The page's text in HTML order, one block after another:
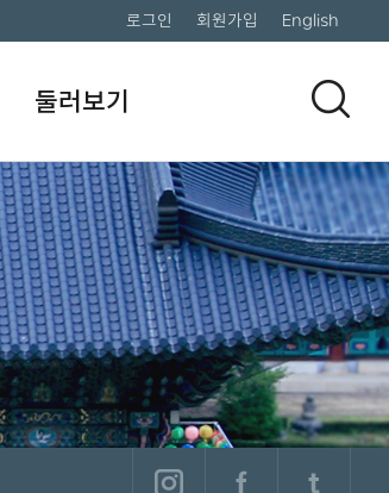
로그인 회원가입 English
둘러보기